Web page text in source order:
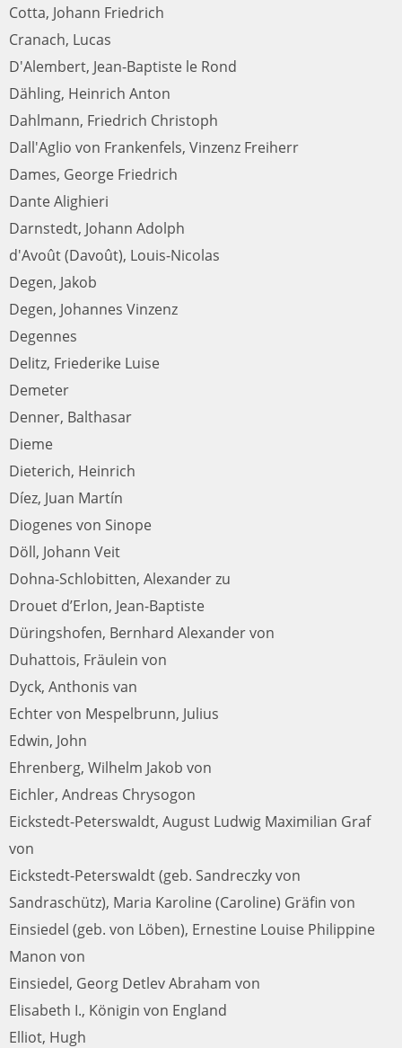
Cotta, Johann Friedrich
Cranach, Lucas
D'Alembert, Jean-Baptiste le Rond
Dähling, Heinrich Anton
Dahlmann, Friedrich Christoph
Dall'Aglio von Frankenfels, Vinzenz Freiherr
Dames, George Friedrich
Dante Alighieri
Darnstedt, Johann Adolph
d'Avoût (Davoût), Louis-Nicolas
Degen, Jakob
Degen, Johannes Vinzenz
Degennes
Delitz, Friederike Luise
Demeter
Denner, Balthasar
Dieme
Dieterich, Heinrich
Díez, Juan Martín
Diogenes von Sinope
Döll, Johann Veit
Dohna-Schlobitten, Alexander zu
Drouet d’Erlon, Jean-Baptiste
Düringshofen, Bernhard Alexander von
Duhattois, Fräulein von
Dyck, Anthonis van
Echter von Mespelbrunn, Julius
Edwin, John
Ehrenberg, Wilhelm Jakob von
Eichler, Andreas Chrysogon
Eickstedt-Peterswaldt, August Ludwig Maximilian Graf
von
Eickstedt-Peterswaldt (geb. Sandreczky von
Sandraschütz), Maria Karoline (Caroline) Gräfin von
Einsiedel (geb. von Löben), Ernestine Louise Philippine
Manon von
Einsiedel, Georg Detlev Abraham von
Elisabeth I., Königin von England
Elliot, Hugh